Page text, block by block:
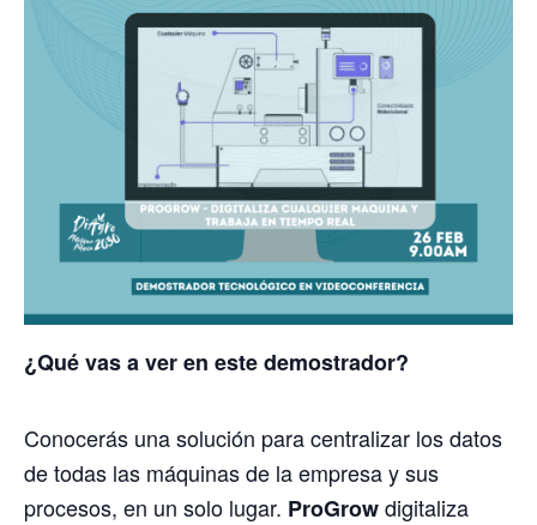
¿Qué vas a ver en este demostrador?
Conocerás una solución para centralizar los datos
de todas las máquinas de la empresa y sus
procesos, en un solo lugar. ProGrowdigitaliza